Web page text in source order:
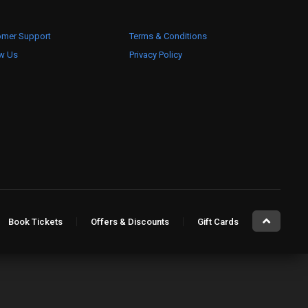
Support
Us
Terms & Conditions
Privacy Policy
Book Tickets Offers & Discounts Gift Cards